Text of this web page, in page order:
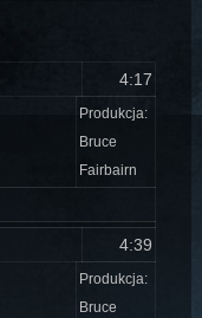
4:17
Produkcja:
Bruce
Fairbairn
4:39
Produkcja:
Bruce